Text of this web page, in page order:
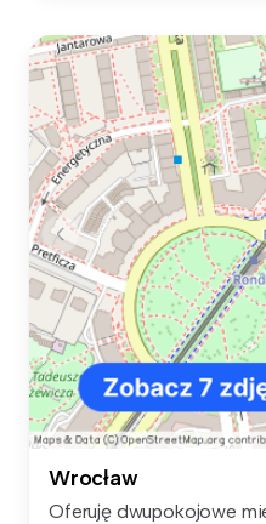
Wrocław
Oferuję dwupokojowe